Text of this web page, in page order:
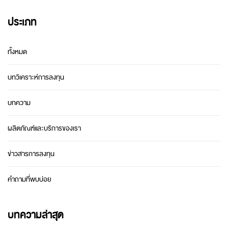
ประเภท
ทั้งหมด
บทวิเคราะห์การลงทุน
บทความ
ผลิตภัณฑ์และบริการของเรา
ข่าวสารการลงทุน
คำถามที่พบบ่อย
บทความล่าสุด